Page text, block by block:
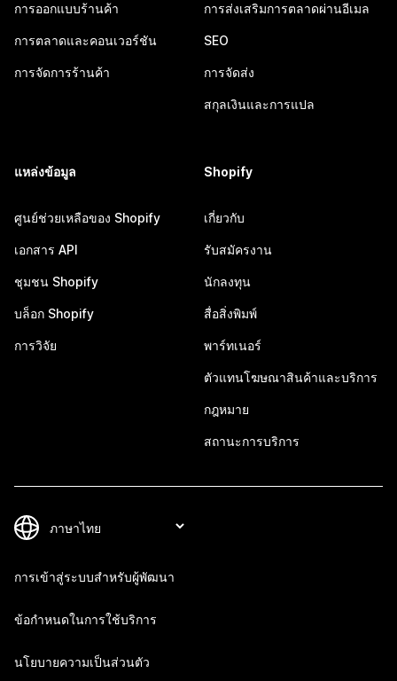
การออกแบบร้านค้า
การตลาดและคอนเวอร์ชัน
การจัดการร้านค้า
การส่งเสริมการตลาดผ่านอีเมล
SEO
การจัดส่ง
สกุลเงินและการแปล
แหล่งข้อมูล
ศูนย์ช่วยเหลือของ Shopify
เอกสาร API
ชุมชน Shopify
บล็อก Shopify
การวิจัย
Shopify
เกี่ยวกับ
รับสมัครงาน
นักลงทุน
สื่อสิ่งพิมพ์
พาร์ทเนอร์
ตัวแทนโฆษณาสินค้าและบริการ
กฎหมาย
สถานะการบริการ
การเข้าสู่ระบบสำหรับผู้พัฒนา
ข้อกำหนดในการใช้บริการ
นโยบายความเป็นส่วนตัว